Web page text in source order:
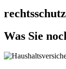
Was Sie